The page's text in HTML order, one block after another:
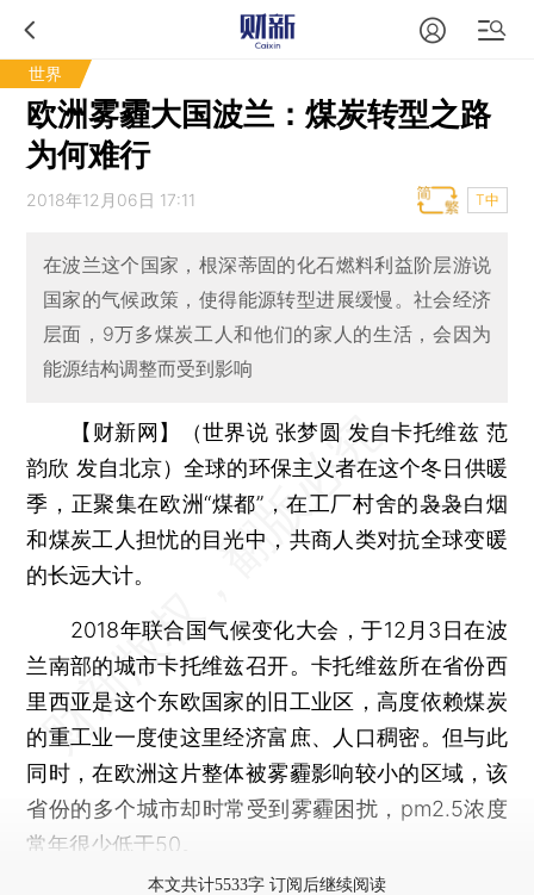
世界
欧洲雾霾大国波兰：煤炭转型之路
为何难行
2018年12月06日 17:11 T中
在波兰这个国家，根深蒂固的化石燃料利益阶层游说
国家的气候政策，使得能源转型进展缓慢。社会经济
层面，9万多煤炭工人和他们的家人的生活，会因为
能源结构调整而受到影响
【财新网】（世界说 张梦圆 发自卡托维兹 范
韵欣 发自北京）全球的环保主义者在这个冬日供暖
季，正聚集在欧洲“煤都”，在工厂村舍的袅袅白烟
和煤炭工人担忧的目光中，共商人类对抗全球变暖
的长远大计。
2018年联合国气候变化大会，于12月3日在波
兰南部的城市卡托维兹召开。卡托维兹所在省份西
里西亚是这个东欧国家的旧工业区，高度依赖煤炭
的重工业一度使这里经济富庶、人口稠密。但与此
同时，在欧洲这片整体被雾霾影响较小的区域，该
省份的多个城市却时常受到雾霾困扰，pm2.5浓度
常年很少低于50。
本文共计5533字 订阅后继续阅读